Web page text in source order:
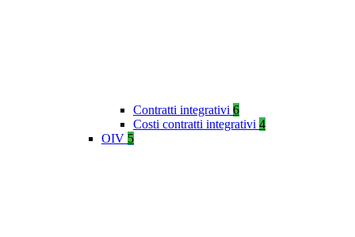
Contratti integrativi 6
Costi contratti integrativi 4
OIV 5